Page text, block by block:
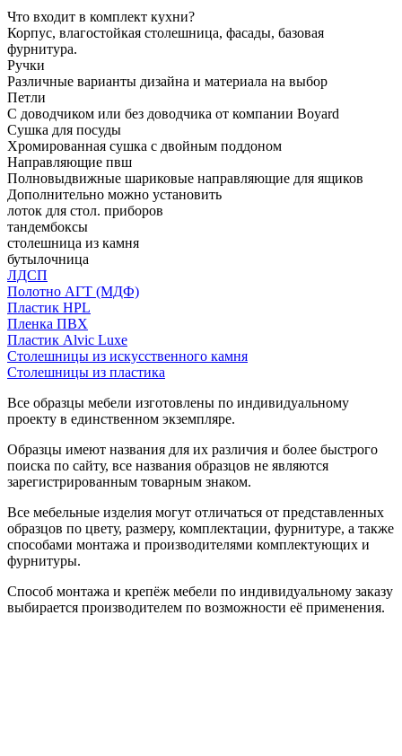
Что входит в комплект кухни?
Корпус, влагостойкая столешница, фасады, базовая
фурнитура.
Ручки
Различные варианты дизайна и материала на выбор
Петли
С доводчиком или без доводчика от компании Boyard
Сушка для посуды
Хромированная сушка с двойным поддоном
Направляющие пвш
Полновыдвижные шариковые направляющие для ящиков
Дополнительно можно установить
лоток для стол. приборов
тандембоксы
столешница из камня
бутылочница
ЛДСП
Полотно АГТ (МДФ)
Пластик HPL
Пленка ПВХ
Пластик Alvic Luxe
Столешницы из искусственного камня
Столешницы из пластика
Все образцы мебели изготовлены по индивидуальному
проекту в единственном экземпляре.
Образцы имеют названия для их различия и более быстрого
поиска по сайту, все названия образцов не являются
зарегистрированным товарным знаком.
Все мебельные изделия могут отличаться от представленных
образцов по цвету, размеру, комплектации, фурнитуре, а также
способами монтажа и производителями комплектующих и
фурнитуры.
Способ монтажа и крепёж мебели по индивидуальному заказу
выбирается производителем по возможности её применения.